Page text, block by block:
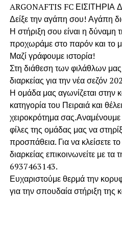
ARGONAFTIS FC ΕΙΣΙΤΗΡΙΑ
Δείξε την αγάπη σου! Αγάπη
Η στήριξη σου είναι η δύναμη
προχωράμε στο παρόν και το
Μαζί γράφουμε ιστορία!
Στη διάθεση των φιλάθλων μας
διαρκείας για την νέα σεζόν
Η ομάδα μας αγωνίζεται στην
κατηγορία του Πειραιά και
χειροκρότημα σας.Αναμένουμε
φίλες της ομάδας μας να
προσπάθεια. Για να κλείσετε το
διαρκείας επικοινωνείτε με
6937463143.
Ευχαριστούμε θερμά την
για την σπουδαία στήριξη της